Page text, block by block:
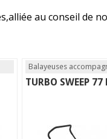
au conseil de
Balayeuses
TURBO SWEEP 77